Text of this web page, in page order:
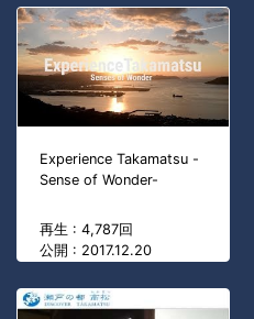
Experience Takamatsu -
Sense of Wonder-
再生 : 4,787回
公開 : 2017.12.20